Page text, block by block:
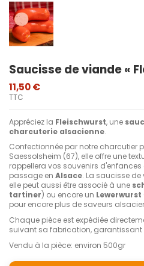
Saucisse de viande «
11,50 €
TTC
Appréciez la Fleischwurst, une
charcuterie alsacienne.
Confectionnée par notre charcutier
Saessolsheim (67), elle offre une
rappellera vos souvenirs d'enfances
passage en Alsace. La saucisse
elle peut aussi être associé à une
tartiner) ou encore un Lewerwurst
pour encore plus de saveurs
Chaque pièce est expédiée
suivant sa fabrication, garantissant
Vendu à la pièce: environ 500gr